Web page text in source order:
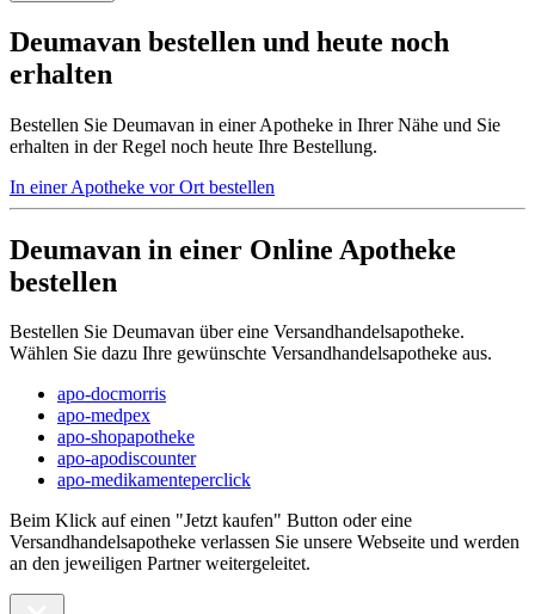
Deumavan bestellen und heute noch
erhalten
Bestellen Sie Deumavan in einer Apotheke in Ihrer Nähe und Sie
erhalten in der Regel noch heute Ihre Bestellung.
In einer Apotheke vor Ort bestellen
Deumavan in einer Online Apotheke
bestellen
Bestellen Sie Deumavan über eine Versandhandelsapotheke.
Wählen Sie dazu Ihre gewünschte Versandhandelsapotheke aus.
apo-docmorris
apo-medpex
apo-shopapotheke
apo-apodiscounter
apo-medikamenteperclick
Beim Klick auf einen "Jetzt kaufen" Button oder eine
Versandhandelsapotheke verlassen Sie unsere Webseite und werden
an den jeweiligen Partner weitergeleitet.